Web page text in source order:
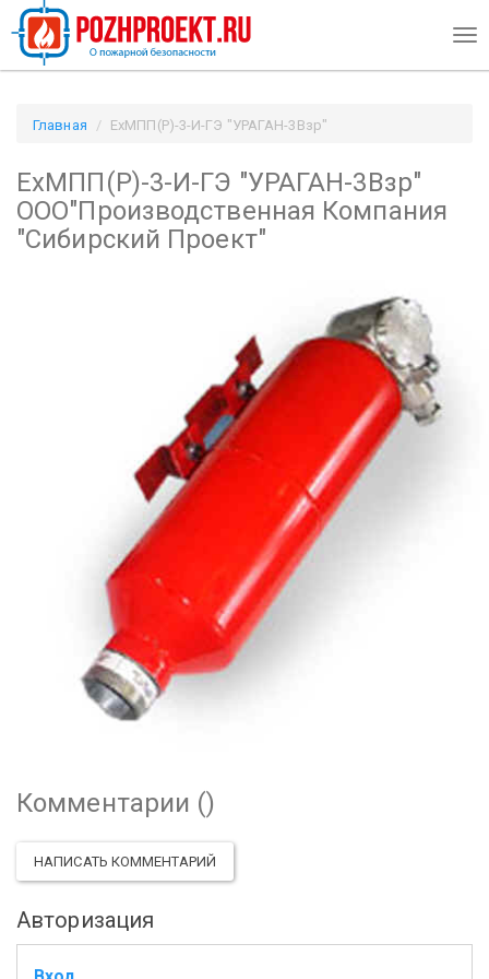
Главная
ЕхМПП(Р)-3-И-ГЭ "УРАГАН-3Взр"
Pozhproekt.ru
ЕхМПП(Р)-3-И-ГЭ "УРАГАН-3Взр"
ООО"Производственная Компания
"Сибирский Проект"
Комментарии ()
НАПИСАТЬ КОММЕНТАРИЙ
Авторизация